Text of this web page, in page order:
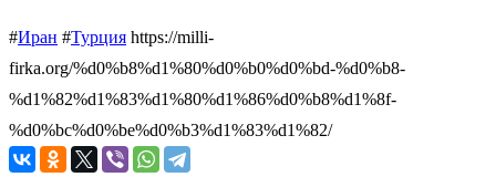
#Иран #Турция https://milli-
firka.org/%d0%b8%d1%80%d0%b0%d0%bd-%d0%b8-
%d1%82%d1%83%d1%80%d1%86%d0%b8%d1%8f-
%d0%bc%d0%be%d0%b3%d1%83%d1%82/